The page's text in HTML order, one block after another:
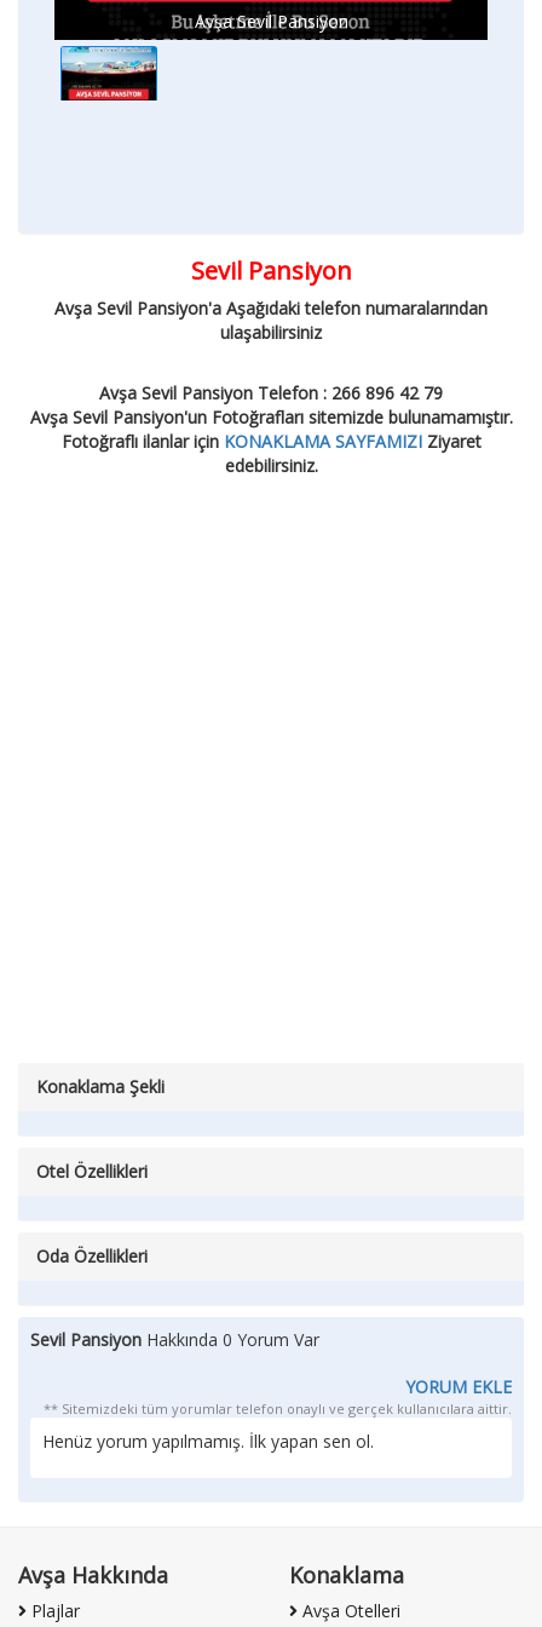
Avşa Sevil Pansiyon
Sevil Pansiyon
Avşa Sevil Pansiyon'a Aşağıdaki telefon numaralarından
ulaşabilirsiniz
Avşa Sevil Pansiyon Telefon : 266 896 42 79
Avşa Sevil Pansiyon'un Fotoğrafları sitemizde bulunamamıştır.
Fotoğraflı ilanlar için KONAKLAMA SAYFAMIZIZiyaret
edebilirsiniz.
Konaklama Şekli
Otel Özellikleri
Oda Özellikleri
Sevil Pansiyon Hakkında 0 Yorum Var
YORUM EKLE
** Sitemizdeki tüm yorumlar telefon onaylı ve gerçek kullanıcılara aittir.
Henüz yorum yapılmamış. İlk yapan sen ol.
Avşa Hakkında
Plajlar
Konaklama
Avşa Otelleri